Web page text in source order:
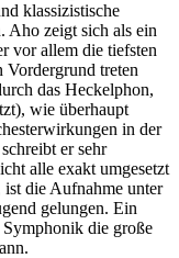
klassizistische
Aho zeigt sich als ein
vor allem die tiefsten
Vordergrund treten
das Heckelphon,
wie überhaupt
in der
er sehr
alle exakt umgesetzt
die Aufnahme unter
gelungen. Ein
Symphonik die große